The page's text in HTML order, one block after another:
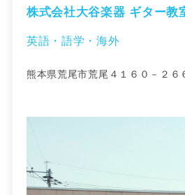
株式会社大谷楽器 ギター教
英語・語学・海外
熊本県荒尾市荒尾４１６０－２６